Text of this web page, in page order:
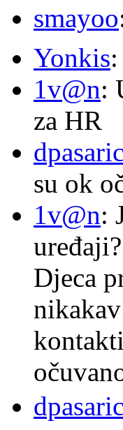
smayoo
Yonkis
1v@n:
za HR
dpasaric
su ok
1v@n:
Djeca
dpasaric